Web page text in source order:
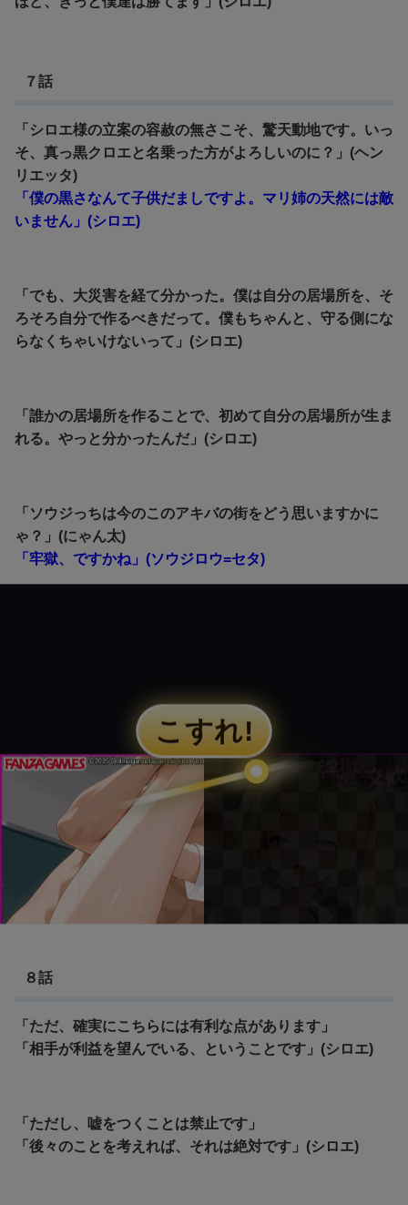
７話
「シロエ様の立案の容赦の無さこそ、驚天動地です。いっ
そ、真っ黒クロエと名乗った方がよろしいのに？」(ヘン
リエッタ)
「僕の黒さなんて子供だましですよ。マリ姉の天然には敵
いません」(シロエ)
「でも、大災害を経て分かった。僕は自分の居場所を、そ
ろそろ自分で作るべきだって。僕もちゃんと、守る側にな
らなくちゃいけないって」(シロエ)
「誰かの居場所を作ることで、初めて自分の居場所が生ま
れる。やっと分かったんだ」(シロエ)
「ソウジっちは今のこのアキバの街をどう思いますかに
ゃ？」(にゃん太)
「牢獄、ですかね」(ソウジロウ=セタ)
８話
「ただ、確実にこちらには有利な点があります」
「相手が利益を望んでいる、ということです」(シロエ)
「ただし、嘘をつくことは禁止です」
「後々のことを考えれば、それは絶対です」(シロエ)